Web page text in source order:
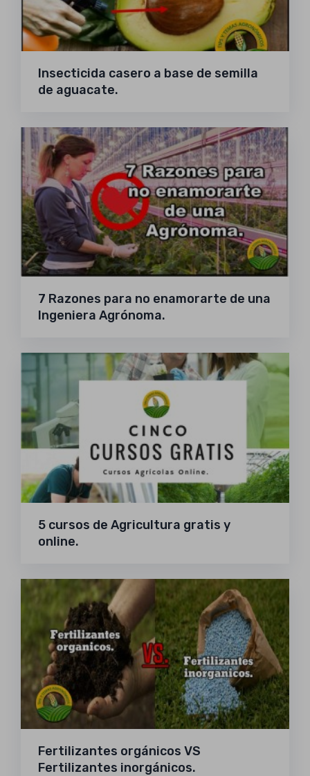
Insecticida casero a base de semilla
de aguacate.
7 Razones para no enamorarte de una
Ingeniera Agrónoma.
5 cursos de Agricultura gratis y
online.
Fertilizantes orgánicos VS
Fertilizantes inorgánicos.